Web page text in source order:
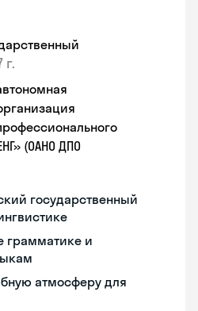
г.
(ОАНО ДПО
государственный
грамматике и
атмосферу для